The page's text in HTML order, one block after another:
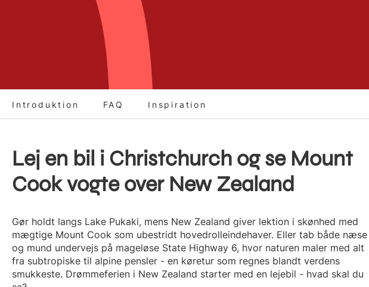
Introduktion FAQ Inspiration
Lej en bil i Christchurch og se Mount
Cook vogte over New Zealand
Gør holdt langs Lake Pukaki, mens New Zealand giver lektion i skønhed med
mægtige Mount Cook som ubestridt hovedrolleindehaver. Eller tab både næse
og mund undervejs på mageløse State Highway 6, hvor naturen maler med alt
fra subtropiske til alpine pensler - en køretur som regnes blandt verdens
smukkeste. Drømmeferien i New Zealand starter med en lejebil - hvad skal du